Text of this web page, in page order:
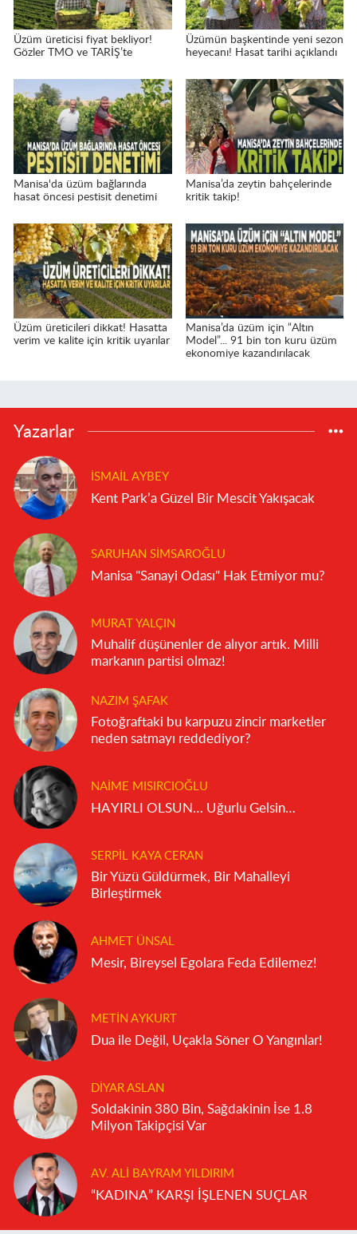
Üzüm üreticisi fiyat bekliyor!
Gözler TMO ve TARİŞ’te
Üzümün başkentinde yeni sezon
heyecanı! Hasat tarihi açıklandı
Manisa'da üzüm bağlarında
hasat öncesi pestisit denetimi
Manisa’da zeytin bahçelerinde
kritik takip!
Üzüm üreticileri dikkat! Hasatta
verim ve kalite için kritik uyarılar
Manisa’da üzüm için “Altın
Model”... 91 bin ton kuru üzüm
ekonomiye kazandırılacak
Yazarlar
İSMAIL AYBEY
Kent Park’a Güzel Bir Mescit Yakışacak
SARUHAN SIMSAROĞLU
Manisa "Sanayi Odası" Hak Etmiyor mu?
MURAT YALÇIN
Muhalif düşünenler de alıyor artık. Milli
markanın partisi olmaz!
NAZIM ŞAFAK
Fotoğraftaki bu karpuzu zincir marketler
neden satmayı reddediyor?
NAIME MISIRCIOĞLU
HAYIRLI OLSUN… Uğurlu Gelsin…
SERPIL KAYA CERAN
Bir Yüzü Güldürmek, Bir Mahalleyi
Birleştirmek
AHMET ÜNSAL
Mesir, Bireysel Egolara Feda Edilemez!
METIN AYKURT
Dua ile Değil, Uçakla Söner O Yangınlar!
DIYAR ASLAN
Soldakinin 380 Bin, Sağdakinin İse 1.8
Milyon Takipçisi Var
AV. ALI BAYRAM YILDIRIM
“KADINA” KARŞI İŞLENEN SUÇLAR